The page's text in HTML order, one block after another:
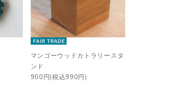
マンゴーウッドカトラリースタ
ンド
900円(税込990円)